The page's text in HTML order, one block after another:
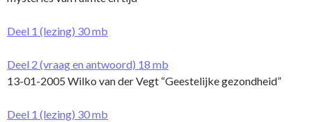
Deel 1 (lezing) 30 mb
Deel 2 (vraag en antwoord) 18 mb
13-01-2005 Wilko van der Vegt “Geestelijke gezondheid”
Deel 1 (lezing) 30 mb